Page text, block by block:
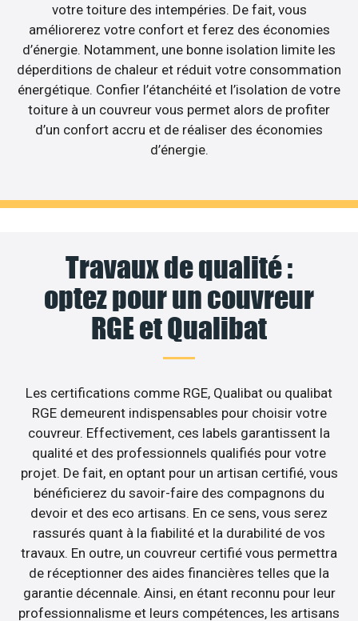
votre toiture des intempéries. De fait, vous
améliorerez votre confort et ferez des économies
d’énergie. Notamment, une bonne isolation limite les
déperditions de chaleur et réduit votre consommation
énergétique. Confier l’étanchéité et l’isolation de votre
toiture à un couvreur vous permet alors de profiter
d’un confort accru et de réaliser des économies
d’énergie.
Travaux de qualité :
optez pour un couvreur
RGE et Qualibat
Les certifications comme RGE, Qualibat ou qualibat
RGE demeurent indispensables pour choisir votre
couvreur. Effectivement, ces labels garantissent la
qualité et des professionnels qualifiés pour votre
projet. De fait, en optant pour un artisan certifié, vous
bénéficierez du savoir-faire des compagnons du
devoir et des eco artisans. En ce sens, vous serez
rassurés quant à la fiabilité et la durabilité de vos
travaux. En outre, un couvreur certifié vous permettra
de réceptionner des aides financières telles que la
garantie décennale. Ainsi, en étant reconnu pour leur
professionnalisme et leurs compétences, les artisans